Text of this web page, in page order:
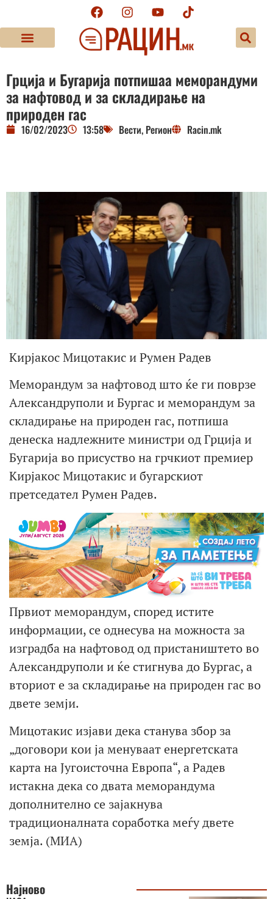
Грција и Бугарија потпишаа меморандуми
за нафтовод и за складирање на
природен гас
16/02/2023 13:58 Вести, Регион Racin.mk
Кирјакос Мицотакис и Румен Радев
Меморандум за нафтовод што ќе ги поврзе
Александруполи и Бургас и меморандум за
складирање на природен гас, потпиша
денеска надлежните министри од Грција и
Бугарија во присуство на грчкиот премиер
Кирјакос Мицотакис и бугарскиот
претседател Румен Радев.
Првиот меморандум, според истите
информации, се однесува на можноста за
изградба на нафтовод од пристаништето во
Александруполи и ќе стигнува до Бургас, а
вториот е за складирање на природен гас во
двете земји.
Мицотакис изјави дека станува збор за
„договори кои ја менуваат енергетската
карта на Југоисточна Европа“, а Радев
истакна дека со двата меморандума
дополнително се зајакнува
традиционалната соработка меѓу двете
земја. (МИА)
Најново